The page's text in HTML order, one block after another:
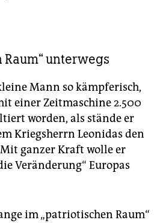
unterwegs
Mann so kämpferisch,
einer Zeitmaschine 2.500
worden, als stände er
Kriegsherrn Leonidas den
ganzer Kraft wolle er
Veränderung“ Europas
im „patriotischen Raum“